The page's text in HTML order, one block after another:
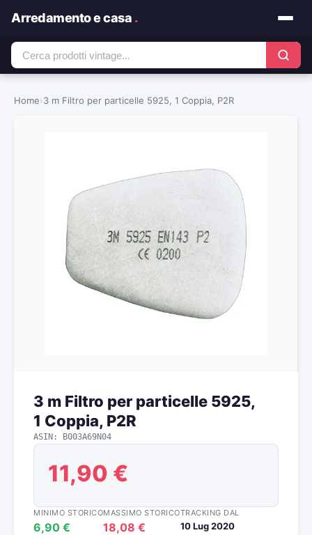
Arredamento e casa .
Home›3 m Filtro per particelle 5925, 1 Coppia, P2R
3 m Filtro per particelle 5925,
1 Coppia, P2R
ASIN: B003A69N04
11,90 €
MINIMO STORICO
6,90 €
MASSIMO STORICO
18,08 €
TRACKING DAL
10 Lug 2020